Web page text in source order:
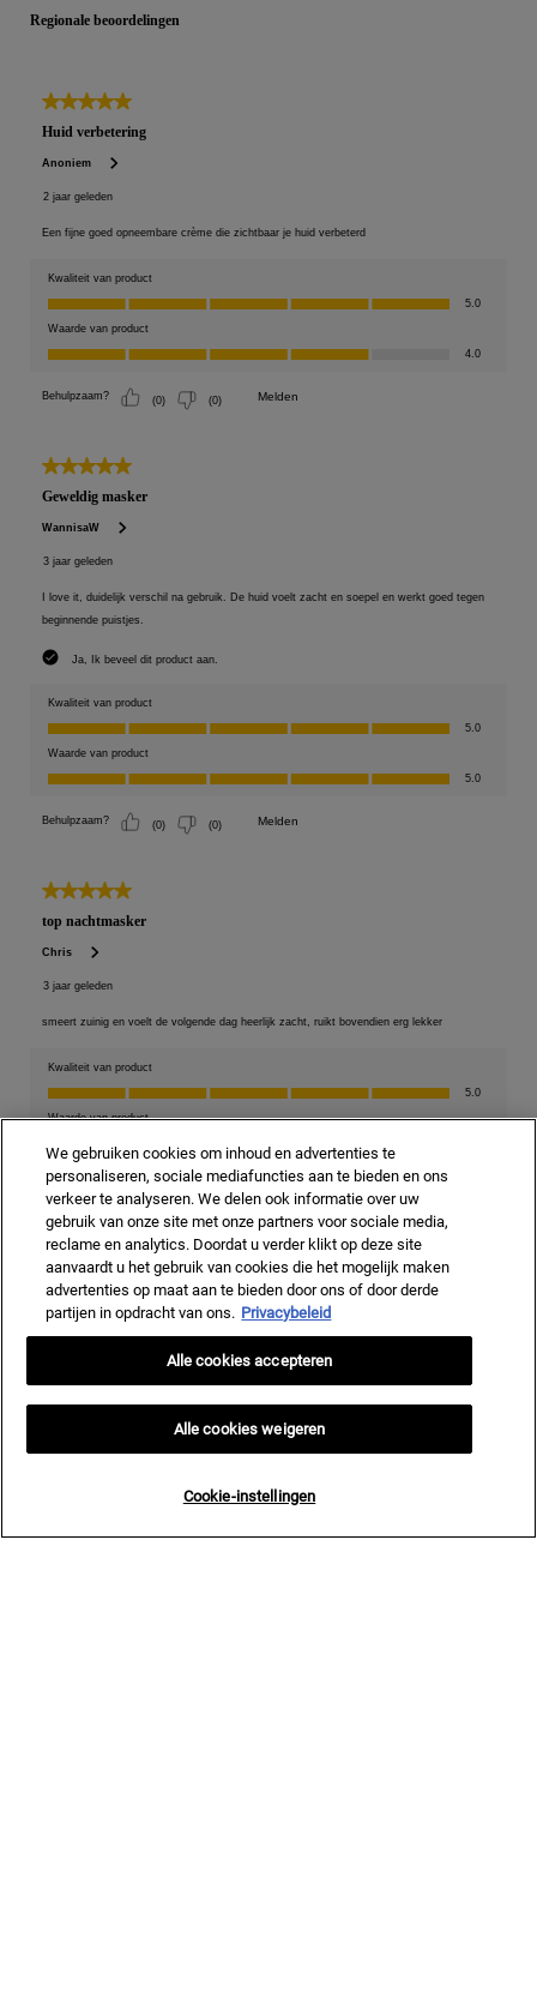
We gebruiken cookies om inhoud en advertenties te
personaliseren, sociale mediafuncties aan te bieden en ons
verkeer te analyseren. We delen ook informatie over uw
gebruik van onze site met onze partners voor sociale media,
reclame en analytics. Doordat u verder klikt op deze site
aanvaardt u het gebruik van cookies die het mogelijk maken
advertenties op maat aan te bieden door ons of door derde
partijen in opdracht van ons. Privacybeleid
Cookie-instellingen
Alle cookies weigeren
Alle cookies accepteren